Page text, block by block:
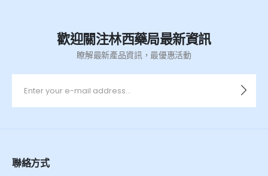
歡迎關注林西藥局最新資訊
瞭解最新產品資訊，最優惠活動
聯絡方式